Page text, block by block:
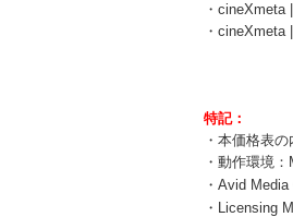
・
・
特記：
・本価格表
・動作環境
・Avid
・Licensing